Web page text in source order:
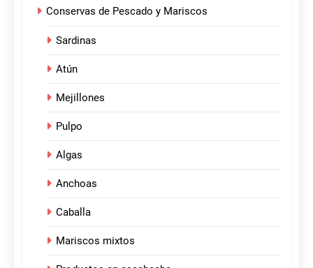
Conservas de Pescado y Mariscos
Sardinas
Atún
Mejillones
Pulpo
Algas
Anchoas
Caballa
Mariscos mixtos